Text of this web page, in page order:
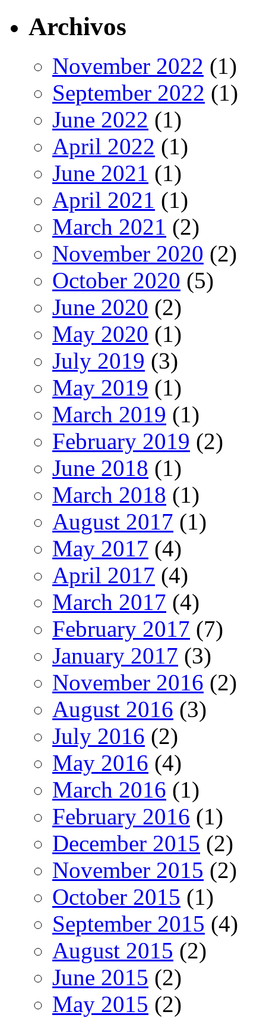
Archivos
November 2022 (1)
September 2022 (1)
June 2022 (1)
April 2022 (1)
June 2021 (1)
April 2021 (1)
March 2021 (2)
November 2020 (2)
October 2020 (5)
June 2020 (2)
May 2020 (1)
July 2019 (3)
May 2019 (1)
March 2019 (1)
February 2019 (2)
June 2018 (1)
March 2018 (1)
August 2017 (1)
May 2017 (4)
April 2017 (4)
March 2017 (4)
February 2017 (7)
January 2017 (3)
November 2016 (2)
August 2016 (3)
July 2016 (2)
May 2016 (4)
March 2016 (1)
February 2016 (1)
December 2015 (2)
November 2015 (2)
October 2015 (1)
September 2015 (4)
August 2015 (2)
June 2015 (2)
May 2015 (2)